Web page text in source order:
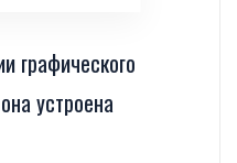
графического
устроена